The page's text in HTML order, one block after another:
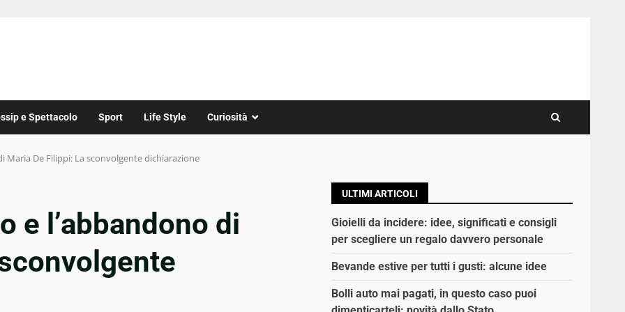
e Spettacolo Sport Life Style Curiosità
Maria De Filippi: La sconvolgente dichiarazione
e l’abbandono di
ULTIMI ARTICOLI
Gioielli da incidere: idee, significati e consigli
per scegliere un regalo davvero personale
Bevande estive per tutti i gusti: alcune idee
Bolli auto mai pagati, in questo caso puoi